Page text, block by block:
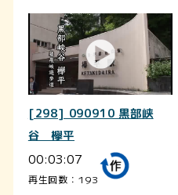
[298] 090910 黒部峡
谷 欅平
00:03:07
再生回数：193